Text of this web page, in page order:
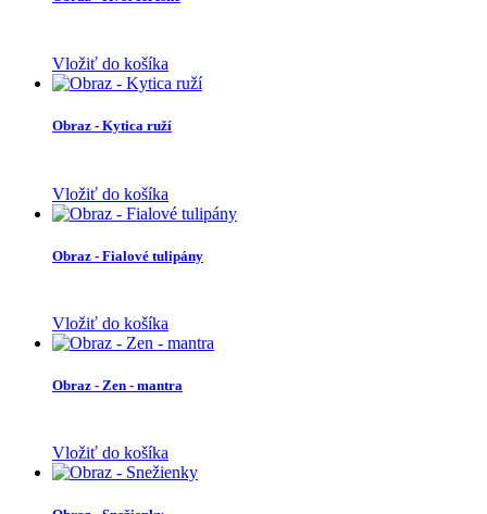
Vložiť do košíka
Obraz - Kytica ruží
Vložiť do košíka
Obraz - Fialové tulipány
Vložiť do košíka
Obraz - Zen - mantra
Vložiť do košíka